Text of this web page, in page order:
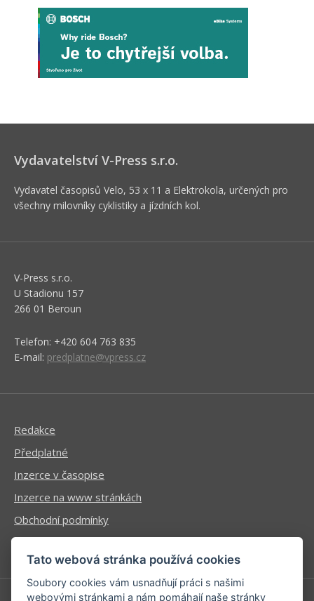
Vydavatelství V-Press s.r.o.
Vydavatel časopisů Velo, 53 x 11 a Elektrokola, určených pro
všechny milovníky cyklistiky a jízdních kol.
V-Press s.r.o.
U Stadionu 157
266 01 Beroun
Telefon: +420 604 763 835
E-mail: predplatne@vpress.cz
Redakce
Předplatné
Inzerce v časopise
Inzerce na www stránkách
Obchodní podmínky
Ochrana osobních údajů
Tato webová stránka používá cookies
Soubory cookies vám usnadňují práci s našimi
webovými stránkami a nám pomáhají naše stránky